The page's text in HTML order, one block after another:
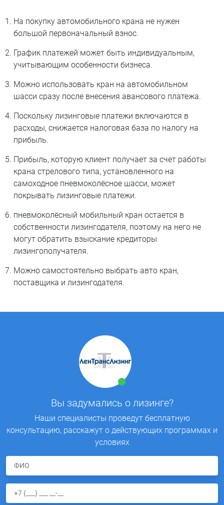
На покупку автомобильного крана не нужен
большой первоначальный взнос.
График платежей может быть индивидуальным,
учитывающим особенности бизнеса.
Можно использовать кран на автомобильном
шасси сразу после внесения авансового платежа.
Поскольку лизинговые платежи включаются в
расходы, снижается налоговая база по налогу на
прибыль.
Прибыль, которую клиент получает за счет работы
крана стрелового типа, установленного на
самоходное пневмоколёсное шасси, может
покрывать лизинговые платежи.
пневмоколёсный мобильный кран остается в
собственности лизингодателя, поэтому на него не
могут обратить взыскание кредиторы
лизингополучателя.
Можно самостоятельно выбрать авто кран,
поставщика и лизингодателя.
Вы задумались о лизинге?
Наши специалисты проведут бесплатную
консультацию, расскажут о действующих программах и
условиях